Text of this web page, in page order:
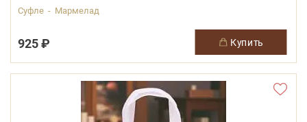
Суфле - Мармелад
925 ₽ купить